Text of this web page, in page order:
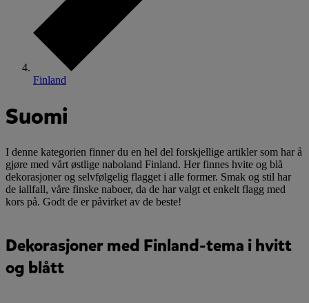
Finland
Suomi
I denne kategorien finner du en hel del forskjellige artikler som har å
gjøre med vårt østlige naboland Finland. Her finnes hvite og blå
dekorasjoner og selvfølgelig flagget i alle former. Smak og stil har
de iallfall, våre finske naboer, da de har valgt et enkelt flagg med
kors på. Godt de er påvirket av de beste!
Dekorasjoner med Finland-tema i hvitt
og blått